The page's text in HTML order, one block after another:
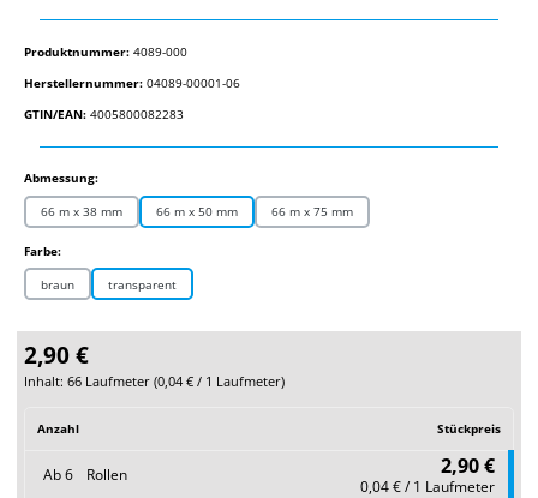
Produktnummer: 4089-000
Herstellernummer: 04089-00001-06
GTIN/EAN: 4005800082283
Abmessung:auswählen
66 m x 38 mm 66 m x 50 mm 66 m x 75 mm
Farbe:auswählen
braun transparent
2,90 €
Inhalt: 66 Laufmeter (0,04 € / 1 Laufmeter)
Anzahl Stückpreis
Ab6 Rollen 2,90 €
0,04 € / 1 Laufmeter